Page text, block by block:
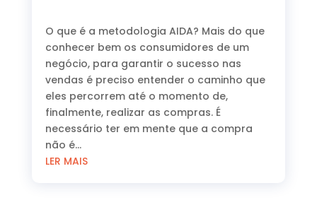
O que é a metodologia AIDA? Mais do que
conhecer bem os consumidores de um
negócio, para garantir o sucesso nas
vendas é preciso entender o caminho que
eles percorrem até o momento de,
finalmente, realizar as compras. É
necessário ter em mente que a compra
não é...
LER MAIS